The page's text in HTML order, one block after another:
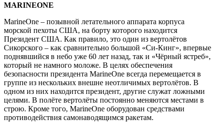
MARINEONE
MarineOne – позывной летательного аппарата корпуса
морской пехоты США, на борту которого находится
Президент США. Как правило, это один из вертолётов
Сикорского – как сравнительно большой «Си-Кинг», впервые
поднявшийся в небо уже 60 лет назад, так и «Чёрный ястреб»,
который не намного моложе. В целях обеспечения
безопасности президента MarineOne всегда перемещается в
группе из нескольких внешне неотличимых вертолётов. В
одном из них находится президент, другие служат ложными
целями. В полёте вертолёты постоянно меняются местами в
строю. Кроме того, MarineOne оборудован средствами
противодействия самонаводящимся ракетам.